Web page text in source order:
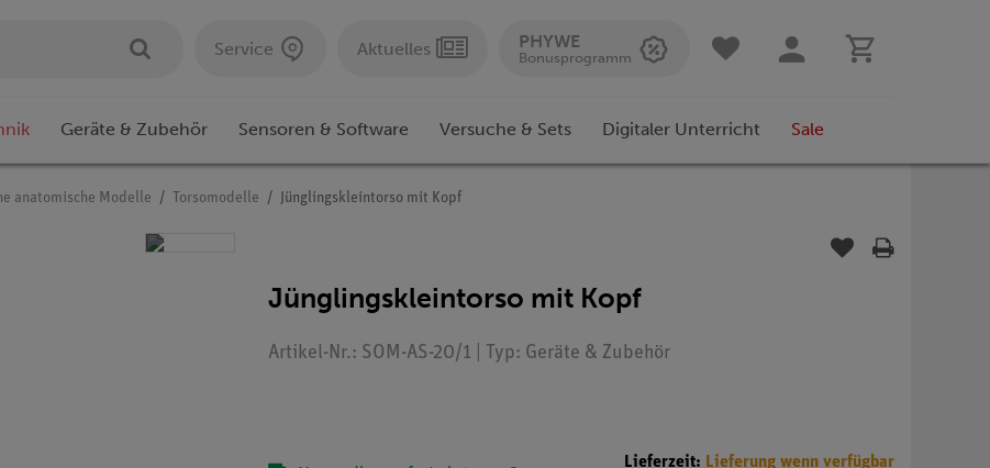
Service Aktuelles PHYWE
Bonusprogramm
Geräte & Zubehör Sensoren & Software Versuche & Sets Digitaler Unterricht Sale
anatomische Modelle Torsomodelle Jünglingskleintorso mit Kopf
Jünglingskleintorso mit Kopf
Artikel-Nr.: SOM-AS-20/1 | Typ: Geräte & Zubehör
Lieferzeit: Lieferung wenn verfügbar